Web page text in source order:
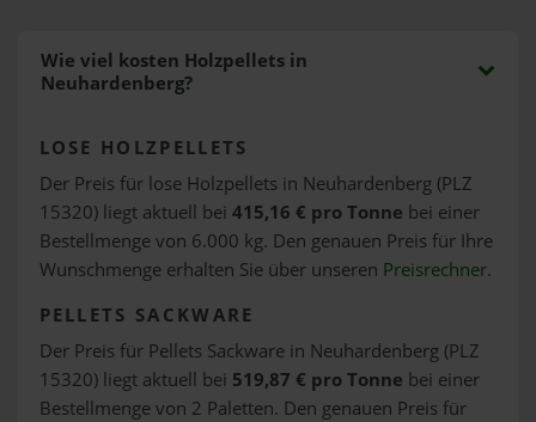
Wie viel kosten Holzpellets in
Neuhardenberg?
LOSE HOLZPELLETS
Der Preis für lose Holzpellets in Neuhardenberg (PLZ
15320) liegt aktuell bei 415,16 € pro Tonne bei einer
Bestellmenge von 6.000 kg. Den genauen Preis für Ihre
Wunschmenge erhalten Sie über unseren Preisrechner.
PELLETS SACKWARE
Der Preis für Pellets Sackware in Neuhardenberg (PLZ
15320) liegt aktuell bei 519,87 € pro Tonne bei einer
Bestellmenge von 2 Paletten. Den genauen Preis für